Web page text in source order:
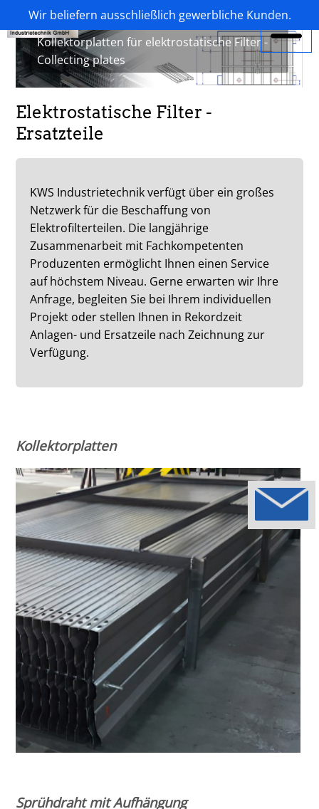
Wir beliefern ausschließlich gewerbliche Kunden.
KWS Industrietechnik - Elektrofilterteile -
Kollektorplatten für elektrostatische Filter -
Collecting plates
Elektrostatische Filter -
Ersatzteile
KWS Industrietechnik verfügt über ein großes
Netzwerk für die Beschaffung von
Elektrofilterteilen. Die langjährige
Zusammenarbeit mit Fachkompetenten
Produzenten ermöglicht Ihnen einen Service
auf höchstem Niveau. Gerne erwarten wir Ihre
Anfrage, begleiten Sie bei Ihrem individuellen
Projekt oder stellen Ihnen in Rekordzeit
Anlagen- und Ersatzeile nach Zeichnung zur
Verfügung.
Kollektorplatten
Sprühdraht mit Aufhängung